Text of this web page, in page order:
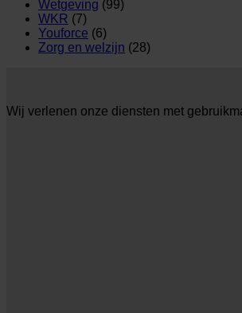
Wetgeving (99)
WKR (7)
Youforce (6)
Zorg en welzijn (28)
Wij verlenen onze diensten met